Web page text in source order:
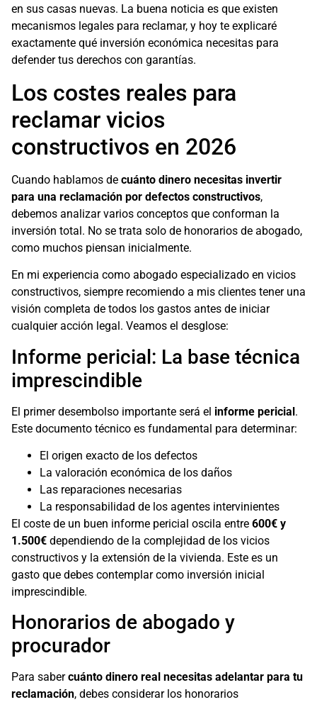
en sus casas nuevas. La buena noticia es que existen
mecanismos legales para reclamar, y hoy te explicaré
exactamente qué inversión económica necesitas para
defender tus derechos con garantías.
Los costes reales para
reclamar vicios
constructivos en 2026
Cuando hablamos de cuánto dinero necesitas invertir
para una reclamación por defectos constructivos,
debemos analizar varios conceptos que conforman la
inversión total. No se trata solo de honorarios de abogado,
como muchos piensan inicialmente.
En mi experiencia como abogado especializado en vicios
constructivos, siempre recomiendo a mis clientes tener una
visión completa de todos los gastos antes de iniciar
cualquier acción legal. Veamos el desglose:
Informe pericial: La base técnica
imprescindible
El primer desembolso importante será el informe pericial.
Este documento técnico es fundamental para determinar:
El origen exacto de los defectos
La valoración económica de los daños
Las reparaciones necesarias
La responsabilidad de los agentes intervinientes
El coste de un buen informe pericial oscila entre 600€ y
1.500€ dependiendo de la complejidad de los vicios
constructivos y la extensión de la vivienda. Este es un
gasto que debes contemplar como inversión inicial
imprescindible.
Honorarios de abogado y
procurador
Para sabercuánto dinero real necesitas adelantar para tu
reclamación, debes considerar los honorarios